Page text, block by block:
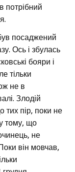
потрібний
посаджений
Ось і збулась
бояри і
тільки
не в
Злодій
тих пір, поки не
у тому, що
не
він мовчав,